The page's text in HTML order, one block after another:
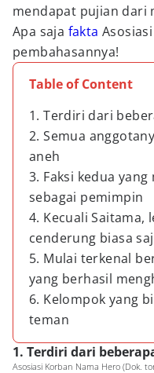
mendapat pujian dari
Apa saja fakta
pembahasannya!
Table of Content
1. Terdiri dari
2. Semua
aneh
3. Faksi kedua
sebagai pemimpin
4. Kecuali Saitama,
cenderung biasa
5. Mulai terkenal
yang berhasil
6. Kelompok yang
teman
1. Terdiri dari
Asosiasi Korban Nama Hero (Dok.